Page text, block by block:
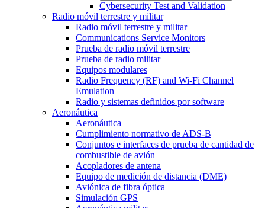
Cybersecurity Test and Validation
Radio móvil terrestre y militar
Radio móvil terrestre y militar
Communications Service Monitors
Prueba de radio móvil terrestre
Prueba de radio militar
Equipos modulares
Radio Frequency (RF) and Wi-Fi Channel
Emulation
Radio y sistemas definidos por software
Aeronáutica
Aeronáutica
Cumplimiento normativo de ADS-B
Conjuntos e interfaces de prueba de cantidad de
combustible de avión
Acopladores de antena
Equipo de medición de distancia (DME)
Aviónica de fibra óptica
Simulación GPS